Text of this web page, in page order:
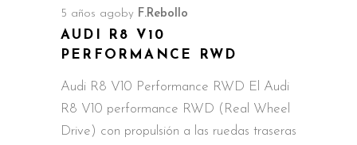
5 años ago by F.Rebollo
AUDI R8 V10
PERFORMANCE RWD
Audi R8 V10 Performance RWD El Audi
R8 V10 performance RWD (Real Wheel
Drive) con propulsión a las ruedas traseras